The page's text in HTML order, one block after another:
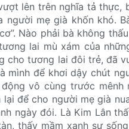
lên trên nghĩa tả thực,
người mẹ già khốn khó.
Nào phải bà không
lai mù xám của
cho tương lai đôi trẻ, đã
mình để khơi dậy chút
vô cùng trước mênh
lại để cho người mẹ già
ngày đói. Là Kim Lân
thấy mầm xanh sự